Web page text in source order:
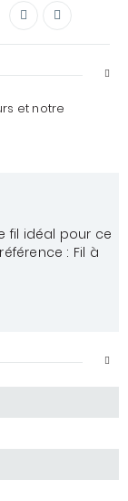
et notre
fil idéal pour ce
: Fil à